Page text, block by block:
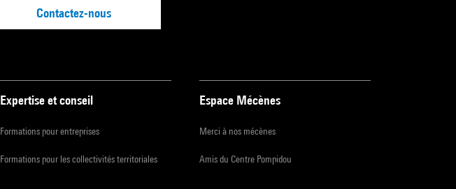
Contactez-nous
Expertise et conseil
Formations pour entreprises
Formations pour les collectivités territoriales
Espace Mécènes
Merci à nos mécènes
Amis du Centre Pompidou